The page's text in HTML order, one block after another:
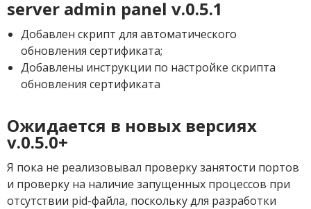
server admin panel v.0.5.1
Добавлен скрипт для автоматического
обновления сертификата;
Добавлены инструкции по настройке скрипта
обновления сертификата
Ожидается в новых версиях
v.0.5.0+
Я пока не реализовывал проверку занятости портов
и проверку на наличие запущенных процессов при
отсутствии pid-файла, поскольку для разработки